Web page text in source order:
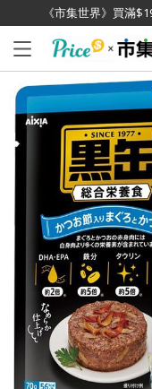
《市集世界》買滿
已加入購物車